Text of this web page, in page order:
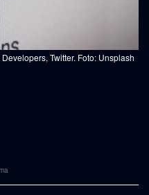
Twitter. Foto: Unsplash